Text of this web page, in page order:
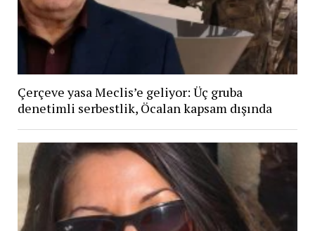
Çerçeve yasa Meclis’e geliyor: Üç gruba
denetimli serbestlik, Öcalan kapsam dışında